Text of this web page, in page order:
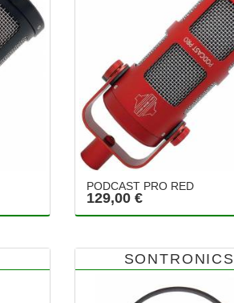
PODCAST PRO RED
129,00 €
SONTRONICS